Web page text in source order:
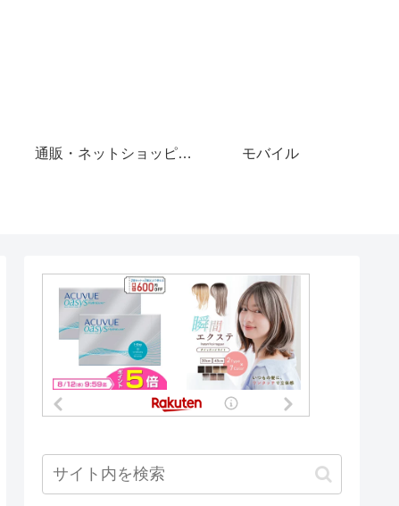
通販・ネットショッピング モバイル